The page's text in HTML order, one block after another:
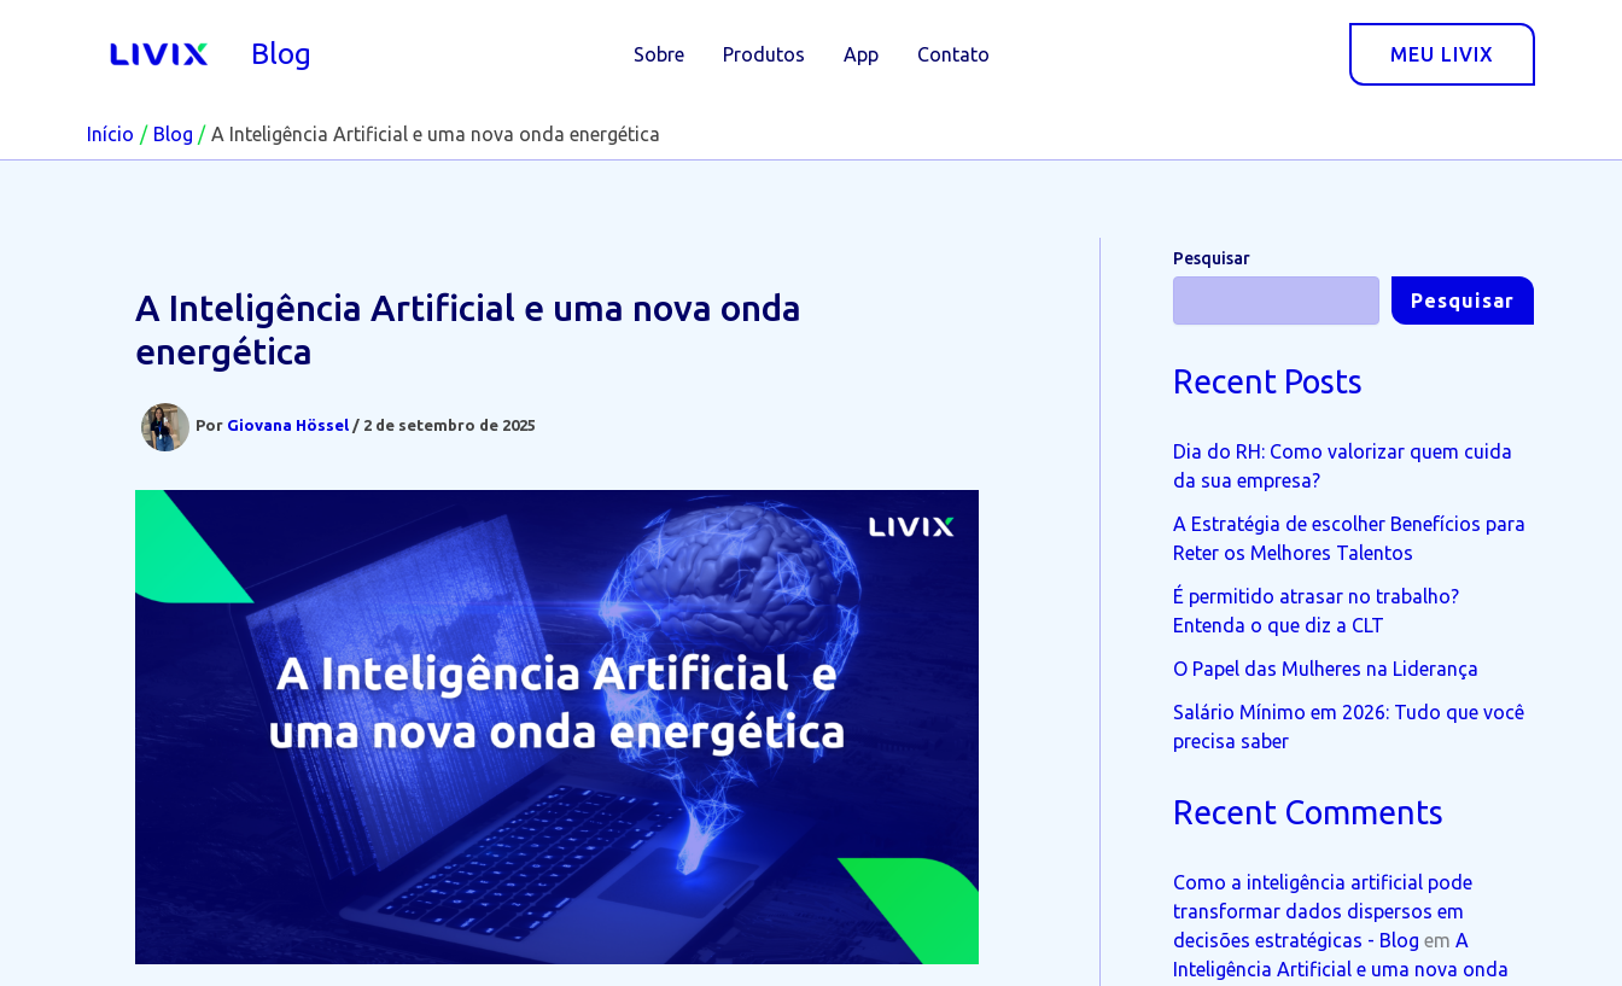
Blog Sobre Produtos App Contato MEU LIVIX
Início Blog A Inteligência Artificial e uma nova onda energética
A Inteligência Artificial e uma nova onda
energética
Por Giovana Hössel / 2 de setembro de 2025
Pesquisar
Pesquisar
Recent Posts
Dia do RH: Como valorizar quem cuida
da sua empresa?
A Estratégia de escolher Benefícios para
Reter os Melhores Talentos
É permitido atrasar no trabalho?
Entenda o que diz a CLT
O Papel das Mulheres na Liderança
Salário Mínimo em 2026: Tudo que você
precisa saber
Recent Comments
Como a inteligência artificial pode
transformar dados dispersos em
decisões estratégicas - Blog em A
Inteligência Artificial e uma nova onda